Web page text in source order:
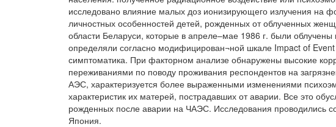
исследовано влияние малых доз ионизирующего излучения на
личностных особенностей детей, рожденных от облученных
области Беларуси, которые в апреле–мае 1986 г. были
определяли согласно модифицирован¬ной шкале Impact of
симптоматика. При факторном анализе обнаружены высокие
переживаниями по поводу проживания респондентов на
АЭС, характеризуется более выраженными изменениями
характеристик их матерей, пострадавших от аварии. Все это
рожденных после аварии на ЧАЭС. Исследования проводились
Япония.